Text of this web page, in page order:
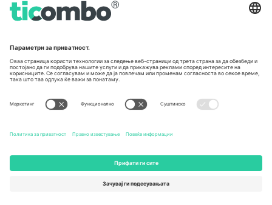
Канцеларии и поддршка
Germany
Unter den Linden 24, 10117
Berlin, Germany
167 City Road, London, Greater
131 Continental Dr, Suite 305,
Dorfstrasse 52a, 6390
United Arab Emirates